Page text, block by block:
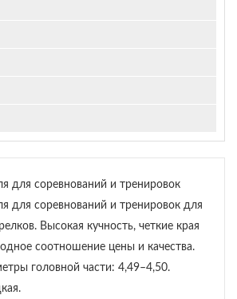
для соревнований и тренировок
для соревнований и тренировок для
Высокая кучность, четкие края
соотношение цены и качества.
головной части: 4,49–4,50.